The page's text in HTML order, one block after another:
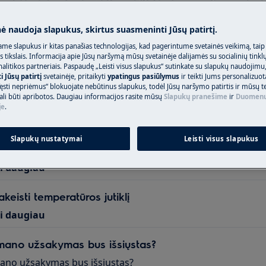
rodo užrašą SAFE arba spynos simbolį
užrašą SAFE arba spynos simbolį - tai reiškia, kad
Dėmesio:...
daugiau
- kaip pakeisti pagrindinį jungiklį (2)
pagrindinį jungiklį
daugiau
temperatūros jutiklį
daugiau
užsakymas bus išsiųstas?
užsakymas bus išsiųstas?
naudoja slapukus, skirtus suasmeninti Jūsų patirtį.
slapukus ir kitas panašias technologijas, kad pagerintume svetainės veikimą,
tikslais. Informacija apie Jūsų naršymą mūsų svetainėje dalijamės su socialinių
partneriais. Paspaudę „Leisti visus slapukus“ sutinkate su slapukų
Jūsų patirtįsvetainėje, pritaikyti ypatingus pasiūlymus ir teikti Jums
nepriėmus“ blokuojate nebūtinus slapukus, todėl Jūsų naršymo patirtis ir mūsų
būti apribotos. Daugiau informacijos rasite mūsų Slapukų pranešime ir
.
Slapukų nustatymai Leisti visus slapukus